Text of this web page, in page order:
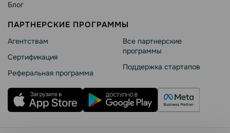
Блог
ПАРТНЕРСКИЕ ПРОГРАММЫ
Агентствам
Сертификация
Реферальная программа
Все партнерские
программы
Поддержка стартапов